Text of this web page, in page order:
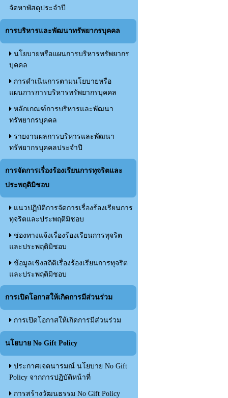
จัดหาพัสดุประจำปี
การบริหารและพัฒนาทรัพยากรบุคคล
นโยบายหรือแผนการบริหารทรัพยากร
บุคคล
การดำเนินการตามนโยบายหรือ
แผนการการบริหารทรัพยากรบุคคล
หลักเกณฑ์การบริหารและพัฒนา
ทรัพยากรบุคคล
รายงานผลการบริหารและพัฒนา
ทรัพยากรบุคคลประจำปี
การจัดการเรื่องร้องเรียนการทุจริตและ
ประพฤติมิชอบ
แนวปฏิบัติการจัดการเรื่องร้องเรียนการ
ทุจริตและประพฤติมิชอบ
ช่องทางแจ้งเรื่องร้องเรียนการทุจริต
และประพฤติมิชอบ
ข้อมูลเชิงสถิติเรื่องร้องเรียนการทุจริต
และประพฤติมิชอบ
การเปิดโอกาสให้เกิดการมีส่วนร่วม
การเปิดโอกาสให้เกิดการมีส่วนร่วม
นโยบาย No Gift Policy
ประกาศเจตนารมณ์ นโยบาย No Gift
Policy จากการปฏิบัติหน้าที่
การสร้างวัฒนธรรม No Gift Policy